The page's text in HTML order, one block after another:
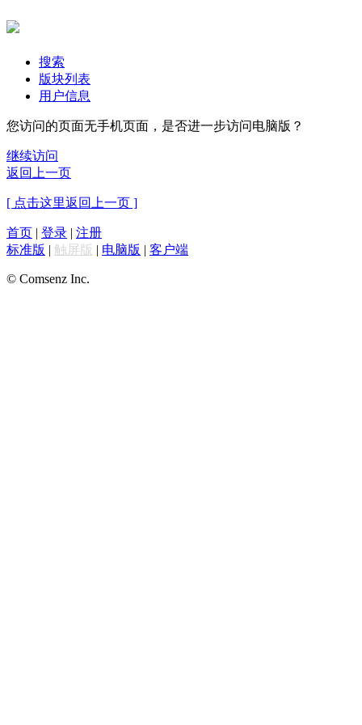
搜索
版块列表
用户信息
您访问的页面无手机页面，是否进一步访问电脑版？
继续访问
返回上一页
[ 点击这里返回上一页 ]
首页 | 登录 | 注册
标准版 | 触屏版 | 电脑版 | 客户端
© Comsenz Inc.